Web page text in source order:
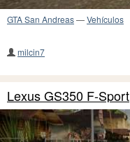
GTA San Andreas—Vehículos
milcin7
Lexus GS350 F-Sport